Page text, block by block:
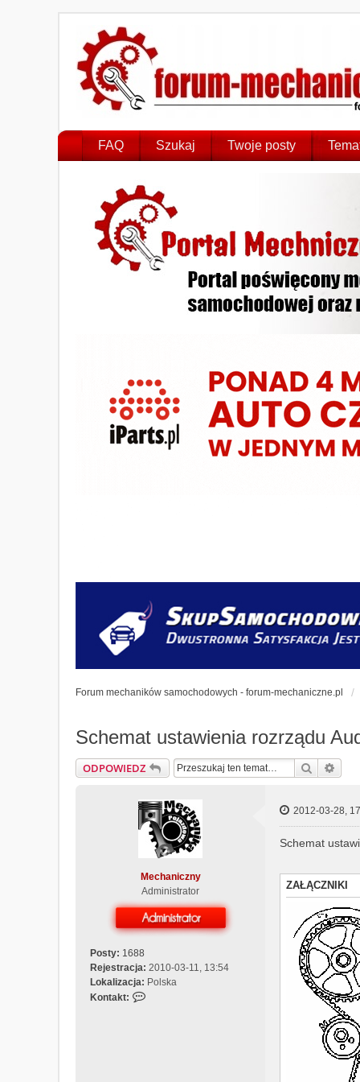
FAQ Szukaj Twoje posty
Forum mechaników samochodowych - forum-mechaniczne.pl
Schemat ustawienia rozrządu
ODPOWIEDZ Szukaj
Mechaniczny
Administrator
Posty: 1688
Rejestracja: 2010-03-11, 13:54
Lokalizacja: Polska
Kontakt:
2012-03-28,
Schemat
ZAŁĄCZNIKI